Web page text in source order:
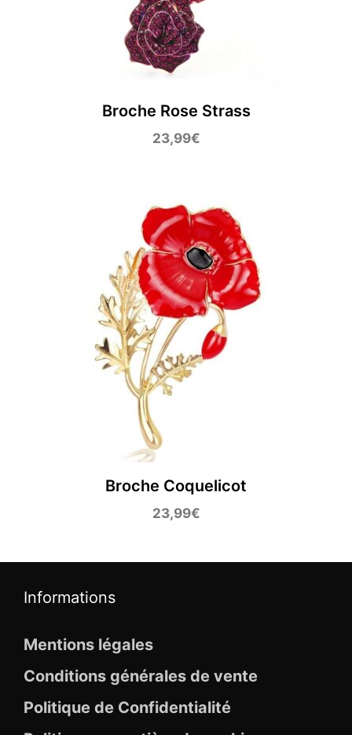
Broche Rose Strass
23,99€
Broche Coquelicot
23,99€
Informations
Mentions légales
Conditions générales de vente
Politique de Confidentialité